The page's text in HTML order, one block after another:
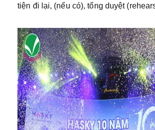
tiện đi lại, (nếu có), tổng duyệt